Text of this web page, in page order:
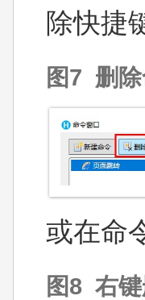
除快捷
图7 删
或在命
图8 右